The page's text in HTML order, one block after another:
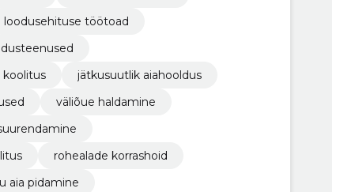
loodusehituse töötoad
koolitus
jätkusuutlik aiahooldus
väliõue haldamine
rohealade korrashoid
aia pidamine